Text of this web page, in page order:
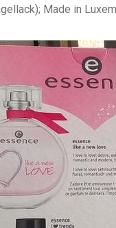
Made in